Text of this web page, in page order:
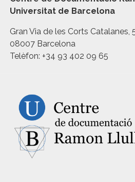
Universitat de Barcelona
Gran Via de les Corts Catalanes,
08007 Barcelona
Telèfon: +34 93 402 09 65